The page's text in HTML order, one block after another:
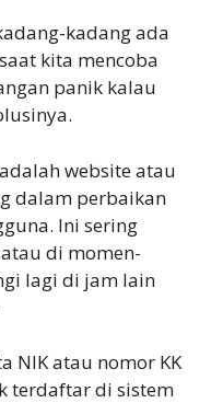
kadang ada
kita mencoba
panik kalau
website atau
dalam perbaikan
Ini sering
di momen-
lagi di jam lain
NIK atau nomor KK
terdaftar di sistem